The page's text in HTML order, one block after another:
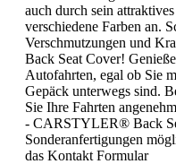
auch durch sein
verschiedene Farben an.
Verschmutzungen und
Back Seat Cover!
Autofahrten, egal ob Sie
Gepäck unterwegs sind.
Sie Ihre Fahrten
- CARSTYLER® Back
Sonderanfertigungen
das Kontakt Formular